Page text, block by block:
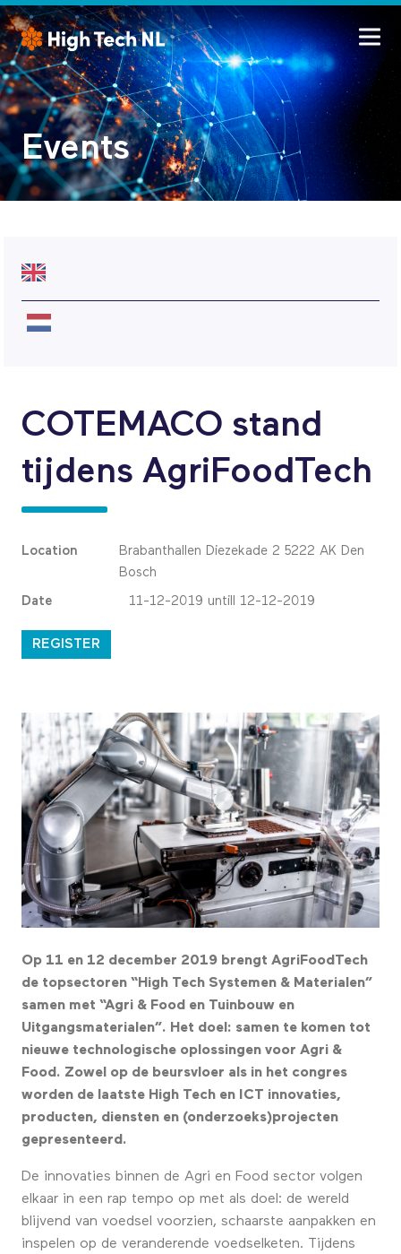
Events
COTEMACO stand
tijdens AgriFoodTech
Location
Brabanthallen Diezekade 2 5222 AK Den
Bosch
Date 11-12-2019 untill 12-12-2019
REGISTER
Op 11 en 12 december 2019 brengt AgriFoodTech
de topsectoren “High Tech Systemen & Materialen”
samen met “Agri & Food en Tuinbouw en
Uitgangsmaterialen”. Het doel: samen te komen tot
nieuwe technologische oplossingen voor Agri &
Food. Zowel op de beursvloer als in het congres
worden de laatste High Tech en ICT innovaties,
producten, diensten en (onderzoeks)projecten
gepresenteerd.
De innovaties binnen de Agri en Food sector volgen
elkaar in een rap tempo op met als doel: de wereld
blijvend van voedsel voorzien, schaarste aanpakken en
inspelen op de veranderende voedselketen. Tijdens